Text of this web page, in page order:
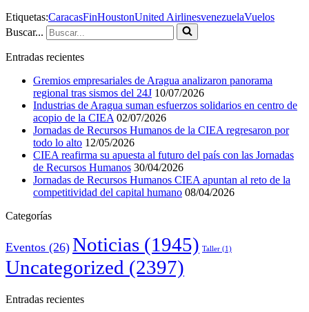
Etiquetas:CaracasFinHoustonUnited AirlinesvenezuelaVuelos
Buscar...
Entradas recientes
Gremios empresariales de Aragua analizaron panorama
regional tras sismos del 24J 10/07/2026
Industrias de Aragua suman esfuerzos solidarios en centro de
acopio de la CIEA 02/07/2026
Jornadas de Recursos Humanos de la CIEA regresaron por
todo lo alto 12/05/2026
CIEA reafirma su apuesta al futuro del país con las Jornadas
de Recursos Humanos 30/04/2026
Jornadas de Recursos Humanos CIEA apuntan al reto de la
competitividad del capital humano 08/04/2026
Categorías
Eventos (26) Noticias (1945) Taller (1)
Uncategorized (2397)
Entradas recientes